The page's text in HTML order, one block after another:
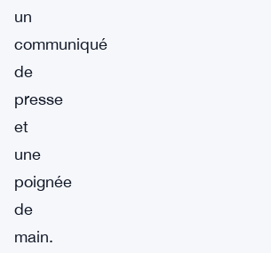
un
communiqué
de
presse
et
une
poignée
de
main.